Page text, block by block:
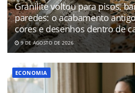
Granilite voltou para pisos,
paredes: o acabamento
cores e desenhos dentro de
9 DE AGOSTO DE 2026
ECONOMIA